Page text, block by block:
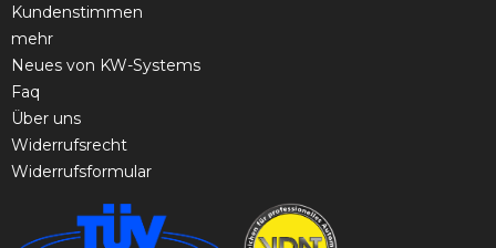
Kundenstimmen
mehr
Neues von KW-Systems
Faq
Über uns
Widerrufsrecht
Widerrufsformular